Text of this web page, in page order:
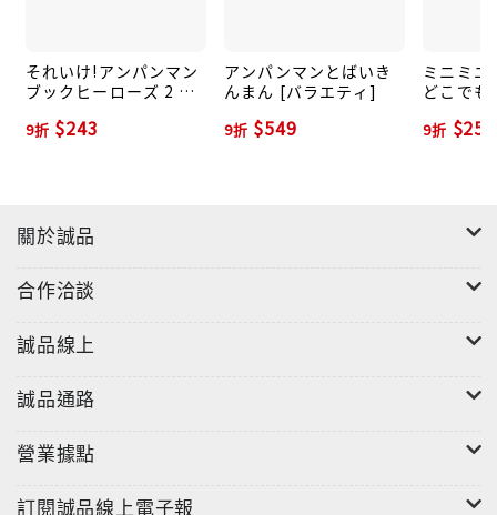
それいけ!アンパンマン
ブックヒーローズ 2 ア
9折 $243
アンパンマンとばいき
んまん [バラエティ]
9折 $549
ミニミニ
どこでも
9折 $256
關於誠品
合作洽談
誠品線上
誠品通路
營業據點
訂閱誠品線上電子報